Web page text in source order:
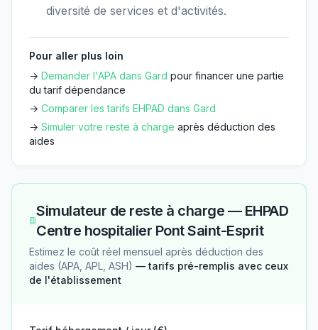
diversité de services et d'activités.
Pour aller plus loin
→ Demander l'APA dans Gard pour financer une partie
du tarif dépendance
→ Comparer les tarifs EHPAD dans Gard
→ Simuler votre reste à charge après déduction des
aides
Simulateur de reste à charge — EHPAD
Centre hospitalier Pont Saint-Esprit
Estimez le coût réel mensuel après déduction des
aides (APA, APL, ASH) — tarifs pré-remplis avec ceux
de l'établissement